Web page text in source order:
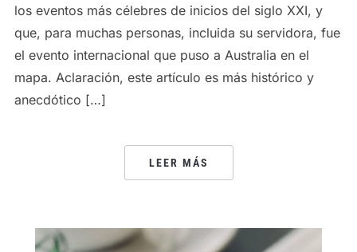
los eventos más célebres de inicios del siglo XXI, y
que, para muchas personas, incluida su servidora, fue
el evento internacional que puso a Australia en el
mapa. Aclaración, este artículo es más histórico y
anecdótico […]
LEER MÁS